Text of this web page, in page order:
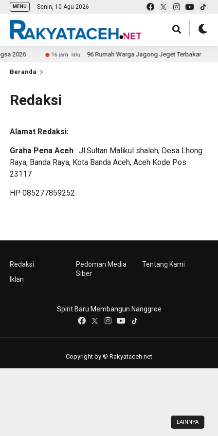
MENU Senin, 10 Agu 2026
2026 16 jam lalu 96 Rumah Warga Jagong Jeget Terbakar
Beranda
Redaksi
Alamat Redaksi:
Graha Pena Aceh : Jl.Sultan Malikul shaleh, Desa Lhong
Raya, Banda Raya, Kota Banda Aceh, Aceh Kode Pos :
23117
HP 085277859252
LAINNYA
Redaksi
Iklan
Pedoman Media
Siber
Tentang Kami
Spirit Baru Membangun Nanggroe
Copyright by © Rakyataceh.net